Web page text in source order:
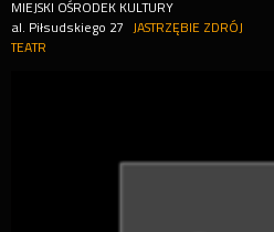
MIEJSKI OŚRODEK KULTURY
al. Piłsudskiego 27
JASTRZĘBIE ZDRÓJ
TEATR